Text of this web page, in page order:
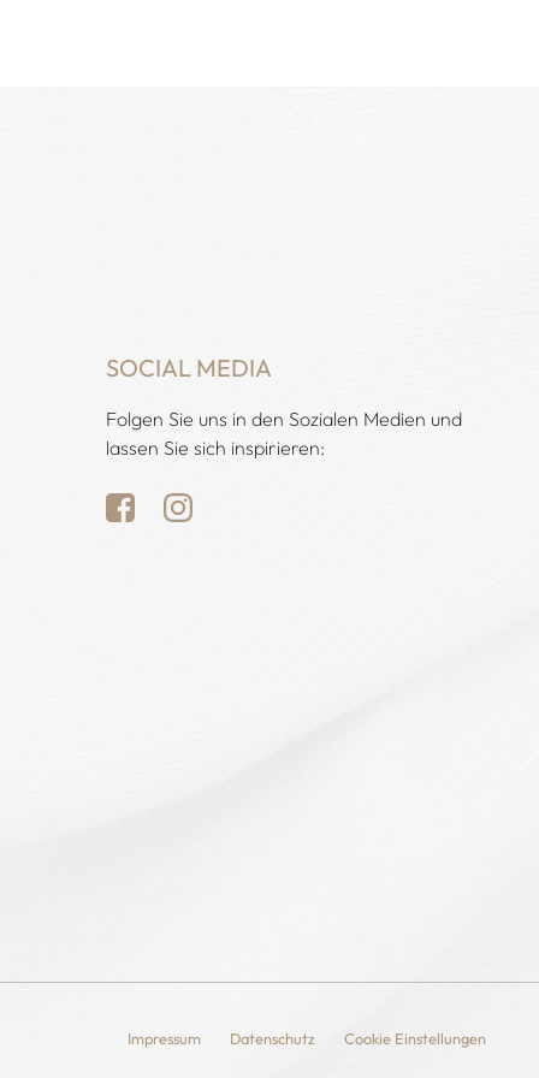
SOCIAL MEDIA
Folgen Sie uns in den Sozialen Medien und
lassen Sie sich inspirieren:
Impressum Datenschutz Cookie Einstellungen